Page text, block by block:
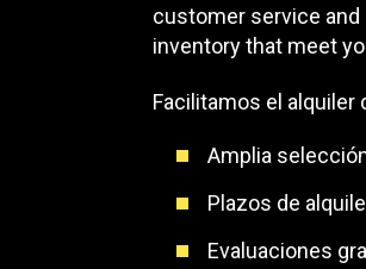
customer service and
inventory that meet
Facilitamos el alquiler
Amplia
Plazos de
Evaluaciones